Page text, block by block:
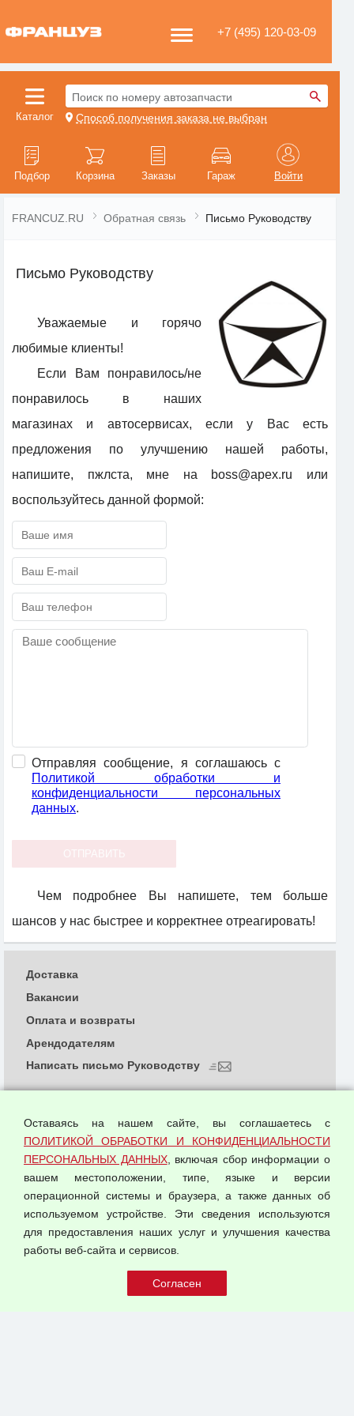
+7 (495) 120-03-09
Каталог
Поиск по номеру автозапчасти
Способ получения заказа не выбран
Подбор Корзина Заказы Гараж Войти
FRANCUZ.RU Обратная связь Письмо Руководству
Письмо Руководству
Уважаемые и горячо
любимые клиенты!
Если Вам понравилось/не
понравилось в наших
магазинах и автосервисах, если у Вас есть
предложения по улучшению нашей работы,
напишите, пжлста, мне на boss@apex.ru или
воспользуйтесь данной формой:
Отправляя сообщение, я соглашаюсь с
Политикой обработки и
конфиденциальности персональных
данных.
Чем подробнее Вы напишете, тем больше
шансов у нас быстрее и корректнее отреагировать!
© 2026 ООО "Феникс"
Политика обработки и конфиденциальности
персональных данных
Согласием на обработку персональных данных
Оферта оптовой купли-продажи
Публичная оферта
Доставка
Вакансии
Оплата и возвраты
Арендодателям
Написать письмо Руководству
Оставаясь на нашем сайте, вы соглашаетесь с
ПОЛИТИКОЙ ОБРАБОТКИ И КОНФИДЕНЦИАЛЬНОСТИ
ПЕРСОНАЛЬНЫХ ДАННЫХ, включая сбор информации о
вашем местоположении, типе, языке и версии
операционной системы и браузера, а также данных об
используемом устройстве. Эти сведения используются
для предоставления наших услуг и улучшения качества
работы веб-сайта и сервисов.